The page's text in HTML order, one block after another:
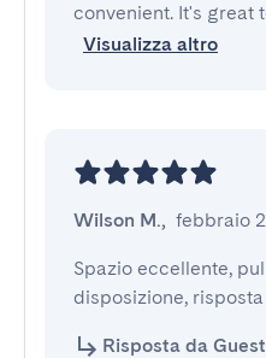
convenient. It's great
Visualizza altro
Wilson M., febbraio
Spazio eccellente,
disposizione,
Risposta da